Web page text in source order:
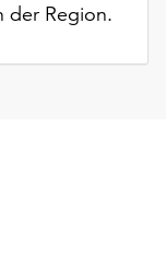
der Region.